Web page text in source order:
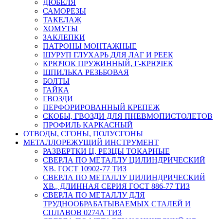
ДЮБЕЛЯ
САМОРЕЗЫ
ТАКЕЛАЖ
ХОМУТЫ
ЗАКЛЕПКИ
ПАТРОНЫ МОНТАЖНЫЕ
ШУРУП ГЛУХАРЬ ДЛЯ ЛАГ И РЕЕК
КРЮЧОК ПРУЖИННЫЙ, Г-КРЮЧЕК
ШПИЛЬКА РЕЗЬБОВАЯ
БОЛТЫ
ГАЙКА
ГВОЗДИ
ПЕРФОРИРОВАННЫЙ КРЕПЕЖ
СКОБЫ, ГВОЗДИ ДЛЯ ПНЕВМОПИСТОЛЕТОВ
ПРОФИЛЬ КАРКАСНЫЙ
ОТВОДЫ, СГОНЫ, ПОЛУСГОНЫ
МЕТАЛЛОРЕЖУЩИЙ ИНСТРУМЕНТ
РАЗВЕРТКИ Ц, РЕЗЦЫ ТОКАРНЫЕ
СВЕРЛА ПО МЕТАЛЛУ ЦИЛИНДРИЧЕСКИЙ
ХВ. ГОСТ 10902-77 ТИЗ
СВЕРЛА ПО МЕТАЛЛУ ЦИЛИНДРИЧЕСКИЙ
ХВ., ДЛИННАЯ СЕРИЯ ГОСТ 886-77 ТИЗ
СВЕРЛА ПО МЕТАЛЛУ ДЛЯ
ТРУДНООБРАБАТЫВАЕМЫХ СТАЛЕЙ И
СПЛАВОВ 0274А ТИЗ